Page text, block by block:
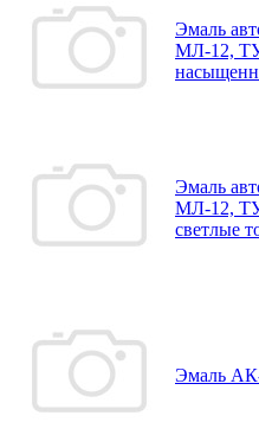
Эмаль
МЛ-12, ТУ
Эмаль
МЛ-12, ТУ
светлые
Эмаль